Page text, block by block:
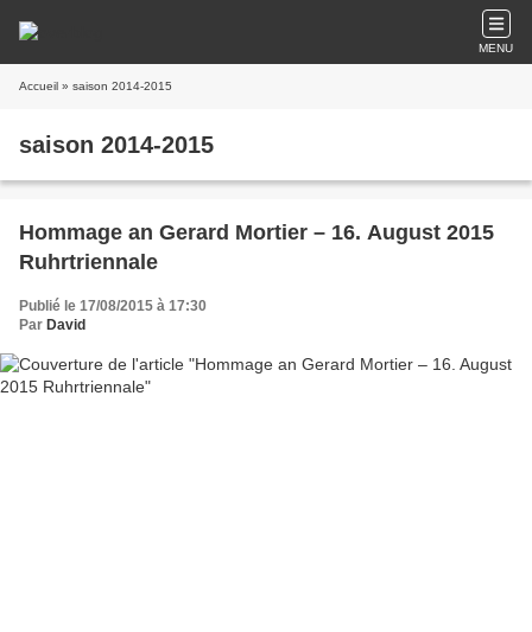
MENU
Accueil » saison 2014-2015
saison 2014-2015
Hommage an Gerard Mortier – 16. August 2015
Ruhrtriennale
Publié le 17/08/2015 à 17:30
Par David